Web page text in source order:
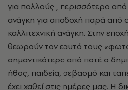
για πολλούς , περισσότερο από
ανάγκη για αποδοχή παρά από
καλλιτεχνική ανάγκη. Στην
θεωρούν τον εαυτό τους
σημαντικότερο από ποτέ ο
ήθος, παιδεία, σεβασμό και
έχει χαθεί στις ημέρες μας. Η